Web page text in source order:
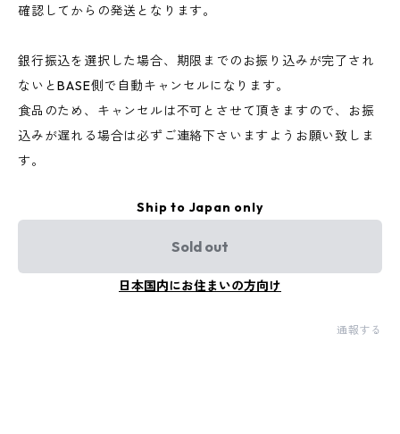
確認してからの発送となります。
銀行振込を選択した場合、期限までのお振り込みが完了され
ないとBASE側で自動キャンセルになります。
食品のため、キャンセルは不可とさせて頂きますので、お振
込みが遅れる場合は必ずご連絡下さいますようお願い致しま
す。
Ship to Japan only
Sold out
日本国内にお住まいの方向け
通報する